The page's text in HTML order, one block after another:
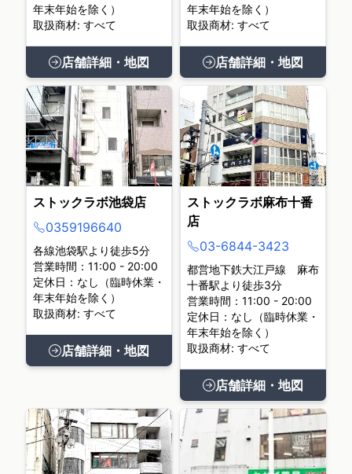
年末年始を除く）
取扱商材: すべて
店舗詳細・地図
年末年始を除く）
取扱商材: すべて
店舗詳細・地図
ストックラボ池袋店
0359196640
各線池袋駅より徒歩5分
営業時間：11:00 - 20:00
定休日：なし（臨時休業・
年末年始を除く）
取扱商材: すべて
店舗詳細・地図
ストックラボ麻布十番
店
03-6844-3423
都営地下鉄大江戸線 麻布
十番駅より徒歩3分
営業時間：11:00 - 20:00
定休日：なし（臨時休業・
年末年始を除く）
取扱商材: すべて
店舗詳細・地図